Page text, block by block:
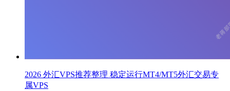
2026 外汇VPS推荐整理 稳定运行MT4/MT5外汇交易专
属VPS